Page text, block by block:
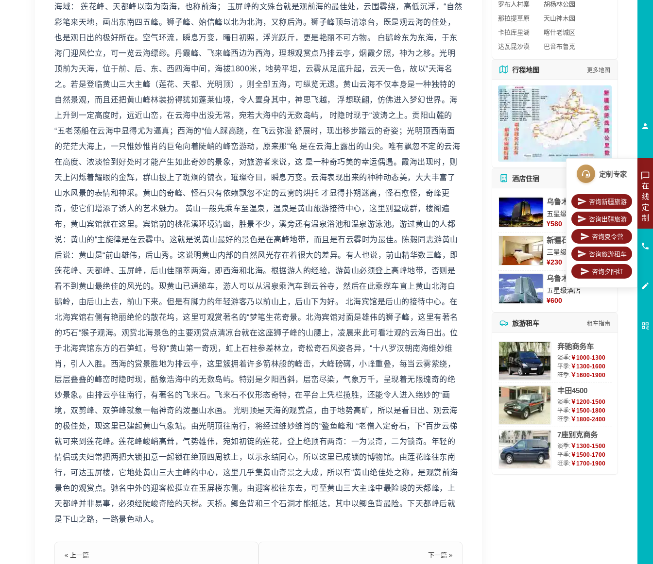
海域： 莲花峰、天都峰以南为南海，也称前海； 玉屏峰的文殊台就是观前海的最佳处，云围雾绕，高低沉浮，“自然
彩笔来天地，画出东南四五峰。狮子峰、始信峰以北为北海，又称后海。狮子峰顶与清凉台，既是观云海的佳处，
也是观日出的极好所在。空气环流，瞬息万变，曙日初照，浮光跃斤，更是艳丽不可方物。 白鹅岭东为东海，于东
海门迎风伫立，可一览云海缥缈。丹霞峰、飞来峰西边为西海，理想观赏点乃排云亭，烟霞夕照，神为之移。光明
顶前为天海，位于前、后、东、西四海中间，海拔1800米，地势平坦，云雾从足底升起，云天一色，故以“天海名
之。若是登临黄山三大主峰（莲花、天都、光明顶），则全部五海，可纵览无遗。黄山云海不仅本身是一种独特的
自然景观，而且还把黄山峰林装扮得犹如蓬莱仙境，令人置身其中，神思飞越， 浮想联翩，仿佛进入梦幻世界。海
上升到一定高度时，远近山峦，在云海中出没无常，宛若大海中的无数岛屿， 时隐时现于“波涛之上。贡阳山麓的
“五老荡船在云海中显得尤为逼真；西海的“仙人踩高跷，在飞云弥漫 舒展时，现出移步踏云的奇姿；光明顶西南面
的茫茫大海上，一只惟妙惟肖的巨龟向着陡峭的峰峦游动，原来那“龟 是在云海上露出的山尖。唯有飘忽不定的云海
在高度、浓淡恰到好处时才能产生如此奇妙的景象，对旅游者来说，这 是一种奇巧美的幸运偶遇。霞海出现时，则
天上闪烁着耀眼的金辉，群山披上了斑斓的锦衣，璀璨夺目，瞬息万变。云海表现出来的种种动态美，大大丰富了
山水风景的表情和神采。黄山的奇峰、怪石只有依赖飘忽不定的云雾的烘托 才显得扑朔迷离，怪石愈怪，奇峰更
奇，使它们增添了诱人的艺术魅力。 黄山一般先乘车至温泉，温泉是黄山旅游接待中心，这里别墅成群，楼阁遍
布，黄山宾馆就在这里。宾馆前的桃花溪环境清幽，胜景不少，溪旁还有温泉浴池和温泉游泳池。游过黄山的人都
说：黄山的“主旋律是在云雾中。这就是说黄山最好的景色是在高峰地带，而且是有云雾时为最佳。陈毅同志游黄山
后说：黄山是“前山雄伟，后山秀。这说明黄山内部的自然风光存在着很大的差异。有人也说，前山精华数三峰，即
莲花峰、天都峰、玉屏峰，后山佳丽萃两海，即西海和北海。根据游人的经验，游黄山必须登上高峰地带，否则是
看不到黄山最绝佳的风光的。现黄山已通缆车，游人可以从温泉乘汽车到云谷寺，然后在此乘缆车直上黄山北海白
鹅岭，由后山上去，前山下来。但是有脚力的年轻游客乃以前山上，后山下为好。 北海宾馆是后山的接待中心。在
北海宾馆右侧有艳丽绝伦的散花坞，这里可观赏著名的“梦笔生花奇景。北海宾馆对面是雄伟的狮子峰，这里有著名
的巧石“猴子观海。观赏北海景色的主要观赏点清凉台就在这座狮子峰的山腰上，凌晨来此可看壮观的云海日出。位
于北海宾馆东方的石笋虹，号称“黄山第一奇观，虹上石柱参差林立，奇松奇石风姿各异，“十八罗汉朝南海维妙维
肖，引人入胜。西海的赏景胜地为排云亭，这里簇拥着许多箭林般的峰峦，大峰磅礴，小峰重叠，每当云雾萦绕，
层层叠叠的峰峦时隐时现，酷象浩海中的无数岛屿。特别是夕阳西斜，层峦尽染，气象万千，呈现着无限瑰奇的绝
妙景象。由排云亭往南行，有著名的飞来石。飞来石不仅形态奇特，在平台上凭栏揽胜，还能令人进入绝妙的“画
境，双剪峰、双笋峰就象一幅神奇的泼墨山水画。 光明顶是天海的观赏点，由于地势高旷，所以是看日出、观云海
的极佳处，现这里已建起黄山气象站。由光明顶往南行，将经过维妙维肖的“鳌鱼峰和 “老僧入定奇石，下“百步云梯
就可来到莲花峰。莲花峰峻峭高耸，气势雄伟，宛如初锭的莲花，登上绝顶有两奇：一为景奇，二为锁奇。年轻的
情侣或夫妇常把两把大锁扣意一起锁在绝顶四周铁上，以示永结同心，所以这里已成锁的博物馆。由莲花峰往东南
行，可达玉屏楼，它地处黄山三大主峰的中心，这里几乎集黄山奇景之大成，所以有“黄山绝佳处之称，是观赏前海
景色的观赏点。驰名中外的迎客松挺立在玉屏楼东侧。由迎客松往东去，可至黄山三大主峰中最险峻的天都峰，上
天都峰并非易事，必须经陡峻奇险的天梯。天桥。鲫鱼背和三个石洞才能抵达，其中以鲫鱼背最险。下天都峰后就
是下山之路，一路景色动人。
« 上一篇 下一篇 »
罗布人村寨
胡杨林公园
那拉提草原
天山神木园
卡拉库里湖
喀什老城区
达瓦昆沙漠
巴音布鲁克
行程地图 更多地图
酒店住宿 所有酒店
乌鲁木齐美丽华大酒
五星级酒店
¥580
新疆石河子凯瑞酒店
三星级酒店
¥230
乌鲁木齐海德大酒店
五星级酒店
¥600
旅游租车 租车指南
奔驰商务车
淡季:￥1000-1300
平季:￥1300-1600
旺季:￥1600-1900
丰田4500
淡季:￥1200-1500
平季:￥1500-1800
旺季:￥1800-2400
7座别克商务
淡季:￥1300-1500
平季:￥1500-1700
旺季:￥1700-1900
在
线
定
制
定制专家
咨询新疆旅游
咨询出疆旅游
咨询夏令营
咨询旅游租车
咨询夕阳红